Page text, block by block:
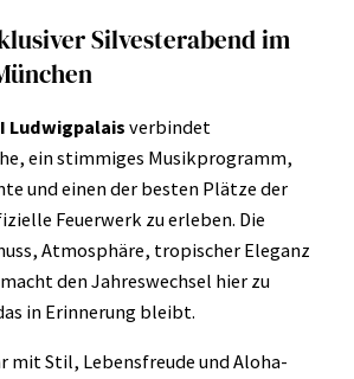
Silvesterabend im
Ludwigpalais verbindet
ein stimmiges Musikprogramm,
und einen der besten Plätze der
Feuerwerk zu erleben. Die
Atmosphäre, tropischer Eleganz
den Jahreswechsel hier zu
in Erinnerung bleibt.
mit Stil, Lebensfreude und Aloha-